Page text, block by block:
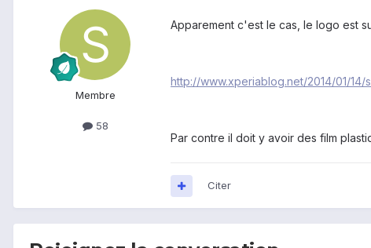
Membre
58
Apparement c'est le cas, le logo est
http://www.xperiablog.net/2014/01/
Par contre il doit y avoir des film
Citer